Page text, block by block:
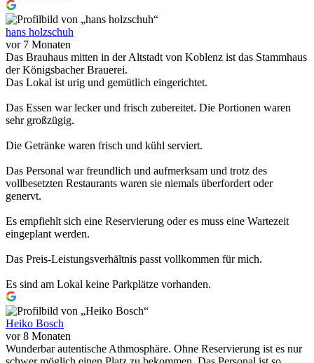
hans holzschuh
vor 7 Monaten
Das Brauhaus mitten in der Altstadt von Koblenz ist das Stammhaus
der Königsbacher Brauerei.
Das Lokal ist urig und gemütlich eingerichtet.
Das Essen war lecker und frisch zubereitet. Die Portionen waren
sehr großzügig.
Die Getränke waren frisch und kühl serviert.
Das Personal war freundlich und aufmerksam und trotz des
vollbesetzten Restaurants waren sie niemals überfordert oder
genervt.
Es empfiehlt sich eine Reservierung oder es muss eine Wartezeit
eingeplant werden.
Das Preis-Leistungsverhältnis passt vollkommen für mich.
Es sind am Lokal keine Parkplätze vorhanden.
Heiko Bosch
vor 8 Monaten
Wunderbar autentische Athmosphäre. Ohne Reservierung ist es nur